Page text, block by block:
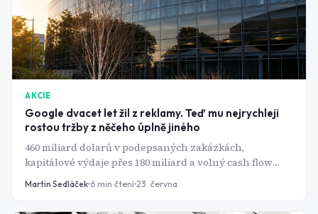
AKCIE
Google dvacet let žil z reklamy. Teď mu nejrychleji
rostou tržby z něčeho úplně jiného
460 miliard dolarů v podepsaných zakázkách,
kapitálové výdaje přes 180 miliard a volný cash flow
dolů o 47 %. Googlu rozjela AI tržby naplno - jen za
Martin Sedláček 6 min čtení 23. června